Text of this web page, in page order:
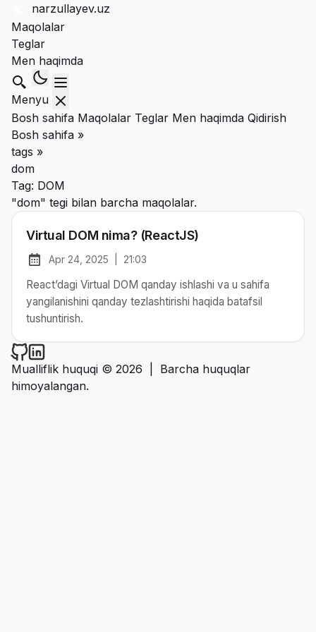
narzullayev.uz
Maqolalar
Teglar
Men haqimda
Qidirish
Menyu
Bosh sahifa Maqolalar Teglar Men haqimda Qidirish
Bosh sahifa »
tags »
dom
Tag: DOM
"dom" tegi bilan barcha maqolalar.
Virtual DOM nima? (ReactJS)
Chop etilgan:
Apr 24, 2025
at 21:03
React’dagi Virtual DOM qanday ishlashi va u sahifa
yangilanishini qanday tezlashtirishi haqida batafsil
tushuntirish.
Narzullayev.uz on Github
Narzullayev.uz on LinkedIn
Mualliflik huquqi © 2026
Barcha huquqlar
himoyalangan.